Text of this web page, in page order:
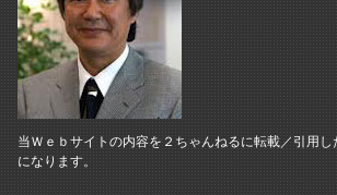
当Ｗｅｂサイトの内容を２ちゃんねるに転載／引用し
になります。